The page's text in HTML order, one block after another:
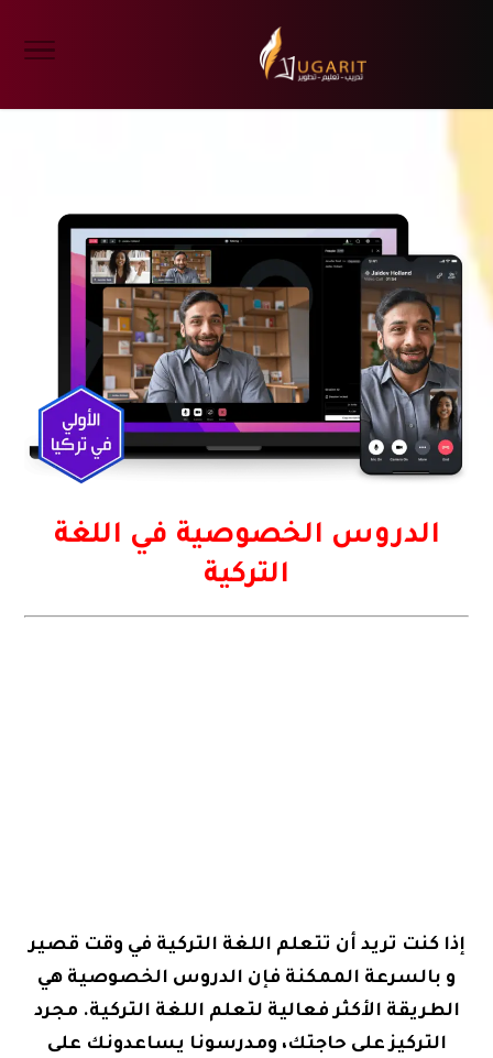
الدروس الخصوصية في اللغة
التركية
إذا كنت تريد أن تتعلم اللغة التركية في وقت قصير
و بالسرعة الممكنة فإن الدروس الخصوصية هي
الطريقة الأكثر فعالية لتعلم اللغة التركية. مجرد
التركيز على حاجتك، ومدرسونا يساعدونك على